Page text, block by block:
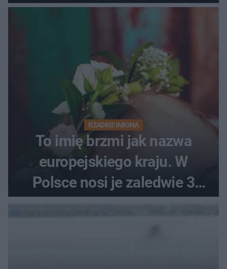
RZADKIE IMIONA
To imię brzmi jak nazwa
europejskiego kraju. W
Polsce nosi je zaledwie 3
kobiety